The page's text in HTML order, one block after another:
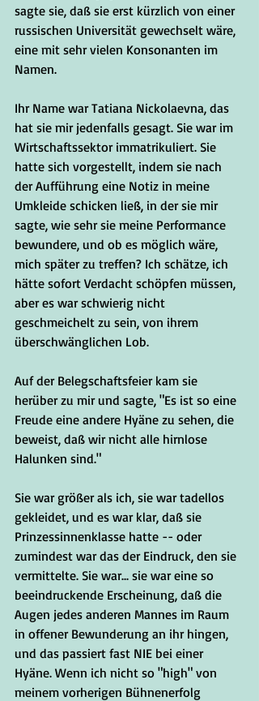
sagte sie, daß sie erst kürzlich von einer
russischen Universität gewechselt wäre,
eine mit sehr vielen Konsonanten im
Namen.
Ihr Name war Tatiana Nickolaevna, das
hat sie mir jedenfalls gesagt. Sie war im
Wirtschaftssektor immatrikuliert. Sie
hatte sich vorgestellt, indem sie nach
der Aufführung eine Notiz in meine
Umkleide schicken ließ, in der sie mir
sagte, wie sehr sie meine Performance
bewundere, und ob es möglich wäre,
mich später zu treffen? Ich schätze, ich
hätte sofort Verdacht schöpfen müssen,
aber es war schwierig nicht
geschmeichelt zu sein, von ihrem
überschwänglichen Lob.
Auf der Belegschaftsfeier kam sie
herüber zu mir und sagte, "Es ist so eine
Freude eine andere Hyäne zu sehen, die
beweist, daß wir nicht alle hirnlose
Halunken sind."
Sie war größer als ich, sie war tadellos
gekleidet, und es war klar, daß sie
Prinzessinnenklasse hatte -- oder
zumindest war das der Eindruck, den sie
vermittelte. Sie war... sie war eine so
beeindruckende Erscheinung, daß die
Augen jedes anderen Mannes im Raum
in offener Bewunderung an ihr hingen,
und das passiert fast NIE bei einer
Hyäne. Wenn ich nicht so "high" von
meinem vorherigen Bühnenerfolg